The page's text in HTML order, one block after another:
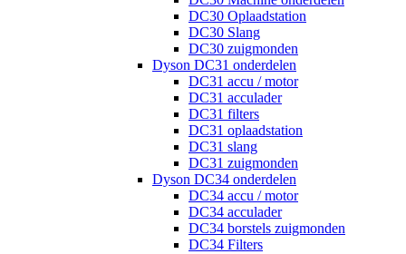
DC30 Oplaadstation
DC30 Slang
DC30 zuigmonden
Dyson DC31 onderdelen
DC31 accu / motor
DC31 acculader
DC31 filters
DC31 oplaadstation
DC31 slang
DC31 zuigmonden
Dyson DC34 onderdelen
DC34 accu / motor
DC34 acculader
DC34 borstels zuigmonden
DC34 Filters